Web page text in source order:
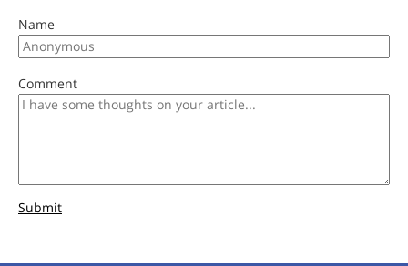
Name
Comment
Submit